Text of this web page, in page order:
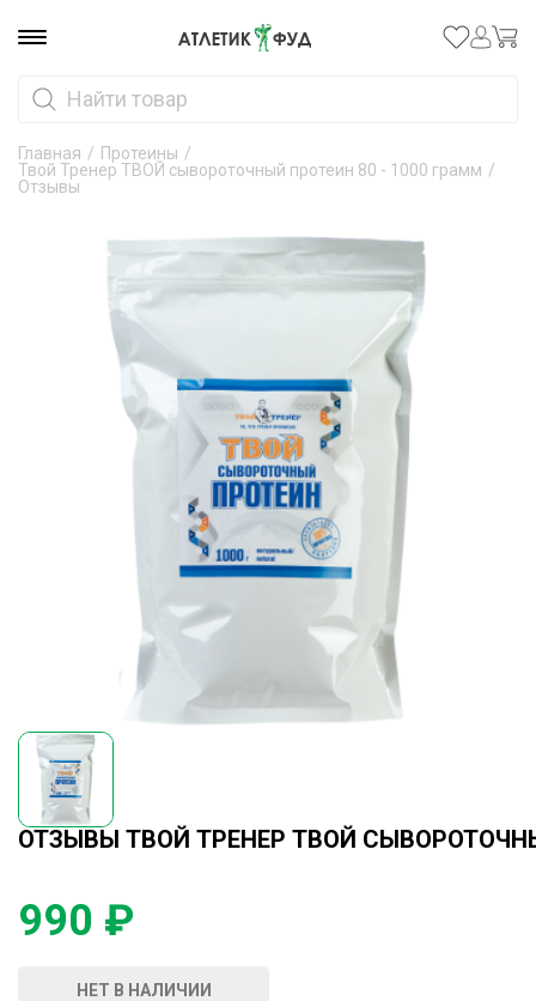
Главная / Протеины /
Твой Тренер ТВОЙ сывороточный протеин 80 - 1000 грамм /
Отзывы
ОТЗЫВЫ ТВОЙ ТРЕНЕР ТВОЙ
990 ₽
НЕТ В НАЛИЧИИ